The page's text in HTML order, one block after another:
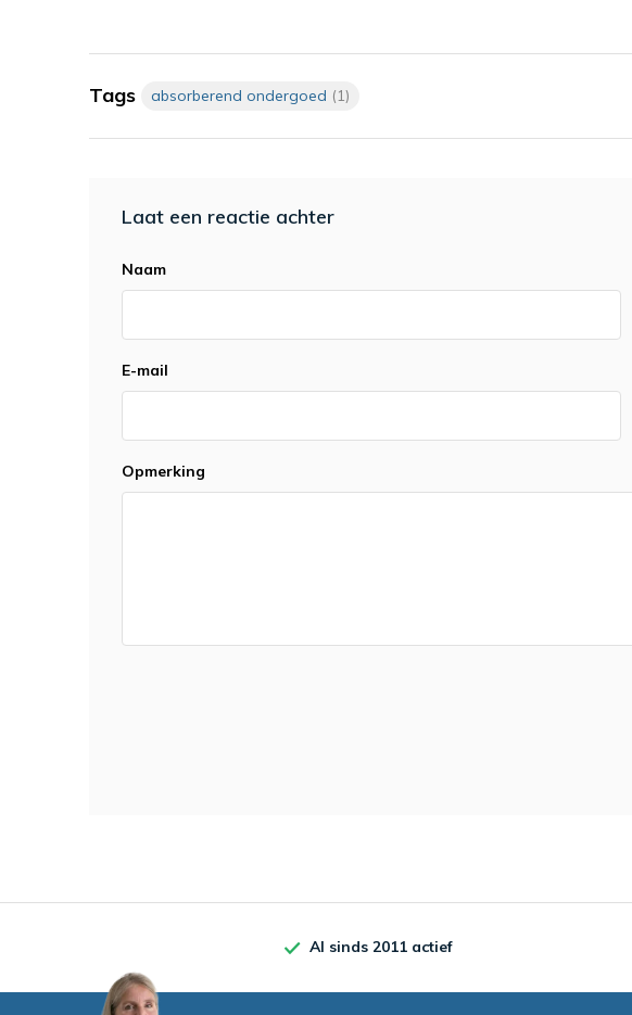
Tags absorberend ondergoed (1)
Laat een reactie achter
Naam
E-mail
Opmerking
Al sinds 2011 actief